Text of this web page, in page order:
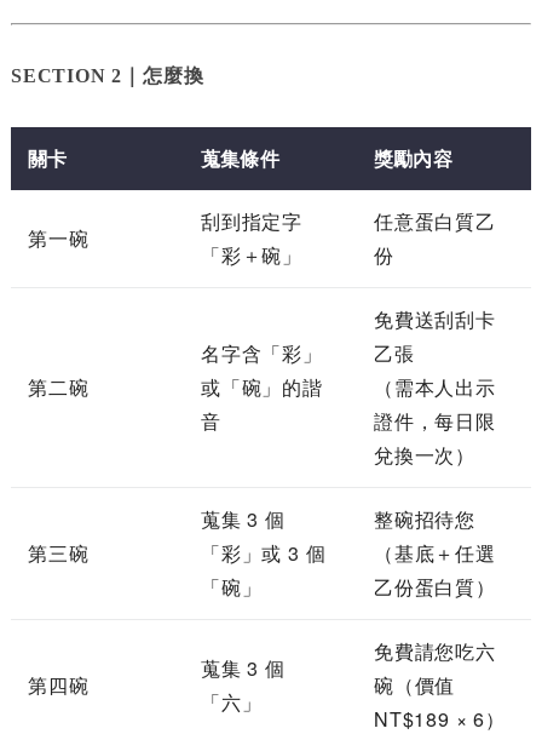
SECTION 2｜怎麼換
關卡 蒐集條件 獎勵內容
第一碗
刮到指定字
「彩＋碗」
任意蛋白質乙
份
第二碗
名字含「彩」
或「碗」的諧
音
免費送刮刮卡
乙張
（需本人出示
證件，每日限
兌換一次）
第三碗
蒐集 3 個
「彩」或 3 個
「碗」
整碗招待您
（基底＋任選
乙份蛋白質）
第四碗
蒐集 3 個
「六」
免費請您吃六
碗（價值
NT$189 × 6）